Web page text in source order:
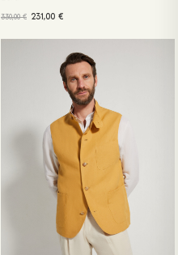
330,00€ 231,00 €